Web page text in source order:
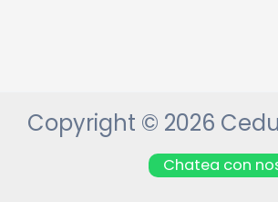
Copyright © 2026
Chatea con